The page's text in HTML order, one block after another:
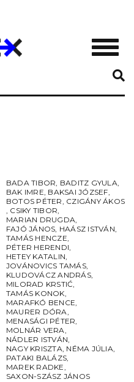
BADA TIBOR, BADITZ GYULA,
BAK IMRE, BAKSAI JÓZSEF,
BOTOS PÉTER, CZIGÁNY ÁKOS
, CSIKY TIBOR,
MARIAN DRUGDA,
FAJÓ JÁNOS, HAÁSZ ISTVÁN,
TAMÁS HENCZE,
PÉTER HERENDI,
HETEY KATALIN,
JOVÁNOVICS TAMÁS,
KLUDOVÁCZ ANDRÁS,
MILORAD KRSTIĆ,
TAMÁS KONOK,
MARAFKÓ BENCE,
MAURER DÓRA,
MENASÁGI PÉTER,
MOLNÁR VERA,
NÁDLER ISTVÁN,
NAGY KRISZTA, NÉMA JÚLIA,
PATAKI BALÁZS,
MAREK RADKE,
SAXON-SZÁSZ JÁNOS